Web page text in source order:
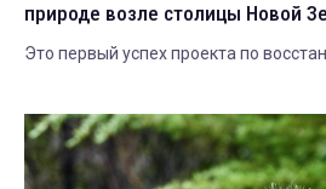
природе возле столицы Новой
Это первый успех проекта по